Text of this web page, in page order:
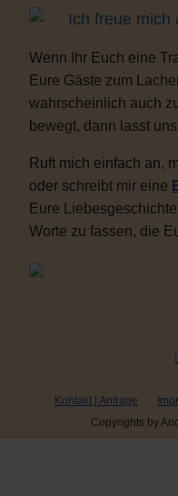
Ich freue mich
Wenn Ihr Euch eine
Eure Gäste zum
wahrscheinlich auch
bewegt, dann lasst
Ruft mich einfach an,
oder schreibt mir eine
Eure
Worte zu fassen, die
Kontakt | Anfrage
Copyrights by